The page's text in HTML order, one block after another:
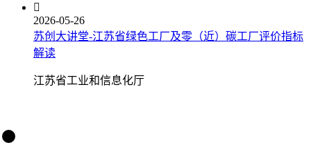

2026-05-26
苏创大讲堂-江苏省绿色工厂及零（近）碳工厂评价指标
解读
江苏省工业和信息化厅